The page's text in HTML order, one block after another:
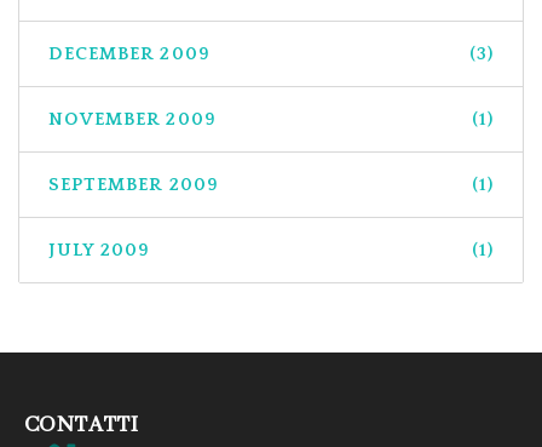
DECEMBER 2009 (3)
NOVEMBER 2009 (1)
SEPTEMBER 2009 (1)
JULY 2009 (1)
CONTATTI